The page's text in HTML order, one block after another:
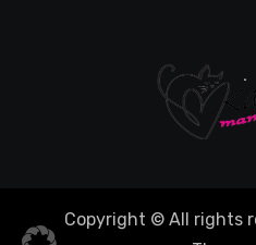
Copyright © All rights